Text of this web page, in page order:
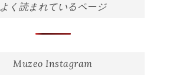
よく読まれているページ
Muzeo Instagram